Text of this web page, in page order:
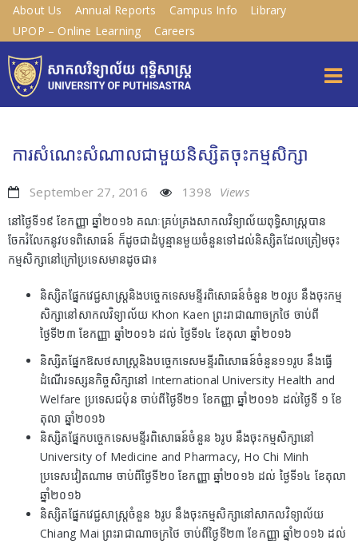
About Us Annual Reports Campus Info
Library
UPOP – Online Learning
Careers
ការសំណេះសំណាលជាមួយនិស្សិតចុះកម្មសិក្សា
September 27, 2016 1398 Views
នៅថ្ងៃទី១៩ ខែកញ្ញា ឆ្នាំ២០១៦ គណៈគ្រប់គ្រងសាកលវិទ្យាល័យពុទ្ធិសាស្រ្តបាន
ចែករំលែកនូវបទពិសោធន៍ ក៏ដូចជាដំបូន្មានមួយចំនួនទៅដល់និស្សិតដែលត្រៀមចុះ
កម្មសិក្សានៅក្រៅប្រទេសមានដូចជា៖
និស្សិតផ្នែកវេជ្ជសាស្រ្តនិងបច្ចេកទេសមន្ទីរពិសោធន៍ចំនួន ២០រូប នឹងចុះកម្ម
សិក្សានៅសាកលវិទ្យាល័យ Khon Kaen ព្រះរាជាណាចក្រថៃ ចាប់ពី
ថ្ងៃទី២៣ ខែកញ្ញា ឆ្នាំ២០១៦ ដល់ ថ្ងៃទី១៤ ខែតុលា ឆ្នាំ២០១៦
និស្សិតផ្នែកឱសថសាស្រ្តនិងបច្ចេកទេសមន្ទីរពិសោធន៍ចំនួន១១រូប នឹងធ្វើ
ដំណើរទស្សនកិច្ចសិក្សានៅ​ International University Health and
Welfare ប្រទេសជប៉ុន ចាប់ពីថ្ងៃទី២១ ខែកញ្ញា ឆ្នាំ២០១៦ ដល់ថ្ងៃទី ១ ខែ
តុលា ឆ្នាំ២០១៦
និស្សិតផ្នែកបច្ចេកទេសមន្ទីរពិសោធន៍ចំនួន ៦រូប នឹងចុះកម្មសិក្សានៅ
University of Medicine and Pharmacy, Ho Chi Minh
ប្រទេសវៀតណាម ចាប់ពីថ្ងៃទី២០ ខែកញ្ញា ឆ្នាំ២០១៦ ដល់ ថ្ងៃទី១៤ ខែតុលា
ឆ្នាំ២០១៦
និស្សិតផ្នែកវេជ្ជសាស្រ្តចំនួន ៦រូប នឹងចុះកម្មសិក្សានៅសាកលវិទ្យាល័យ
Chiang Mai ព្រះរាជាណាចក្រថៃ ចាប់ពីថ្ងៃទី២៣ ខែកញ្ញា ឆ្នាំ២០១៦ ដល់